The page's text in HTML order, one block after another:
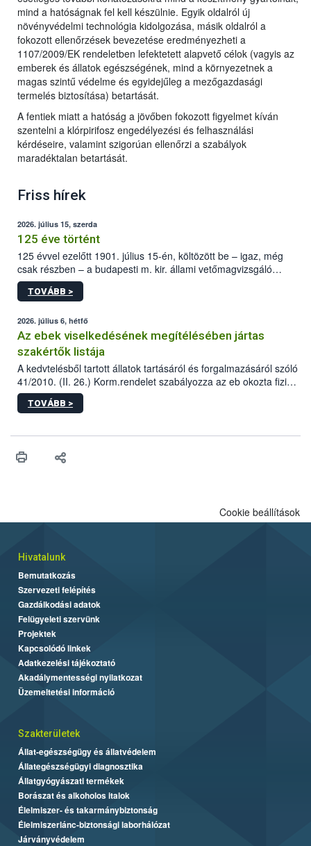
mind a hatóságnak fel kell készülnie. Egyik oldalról új
növényvédelmi technológia kidolgozása, másik oldalról a
fokozott ellenőrzések bevezetése eredményezheti a
1107/2009/EK rendeletben lefektetett alapvető célok (vagyis az
emberek és állatok egészségének, mind a környezetnek a
magas szintű védelme és egyidejűleg a mezőgazdasági
termelés biztosítása) betartását.
A fentiek miatt a hatóság a jövőben fokozott figyelmet kíván
szentelni a klórpirifosz engedélyezési és felhasználási
kérdéseire, valamint szigorúan ellenőrzi a szabályok
maradéktalan betartását.
Friss hírek
2026. július 15, szerda
125 éve történt
125 évvel ezelőtt 1901. július 15-én, költözött be – igaz, még
csak részben – a budapesti m. kir. állami vetőmagvizsgáló
állomás a Kis Rókus utca 15. szám alatti, Czigler Győző által
tervezett új épületébe.
TOVÁBB >
2026. július 6, hétfő
Az ebek viselkedésének megítélésében jártas
szakértők listája
A kedvtelésből tartott állatok tartásáról és forgalmazásáról szóló
41/2010. (II. 26.) Korm.rendelet szabályozza az eb okozta fizikai
sérülés, illetve ennek veszélye keletkezésekor felmerülő
hatósági feladatokat, valamint a veszélyes eb tartását és annak
vonni az ebek viselkedésének megítélésében jártas szakértőt.
TOVÁBB >
Cookie beállítások
Hivatalunk
Bemutatkozás
Szervezeti felépítés
Gazdálkodási adatok
Felügyeleti szervünk
Projektek
Kapcsolódó linkek
Adatkezelési tájékoztató
Akadálymentességi nyilatkozat
Üzemeltetési információ
Szakterületek
Állat-egészségügy és állatvédelem
Állategészségügyi diagnosztika
Állatgyógyászati termékek
Borászat és alkoholos italok
Élelmiszer- és takarmánybiztonság
Élelmiszerlánc-biztonsági laborhálózat
Járványvédelem